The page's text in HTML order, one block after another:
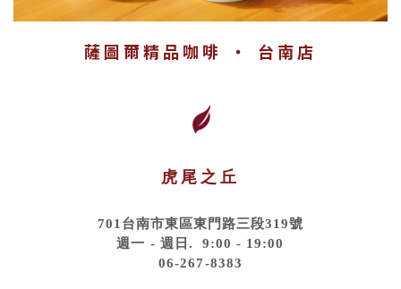
薩圖爾精品咖啡 ‧ 台南店
虎尾之丘
701台南市東區東門路三段319號
週一 - 週日. 9:00 - 19:00
06-267-8383